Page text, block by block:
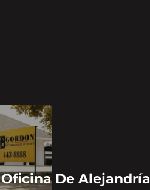
Oficina De Alejandría